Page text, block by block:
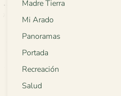
Madre Tierra
Mi Arado
Panoramas
Portada
Recreación
Salud